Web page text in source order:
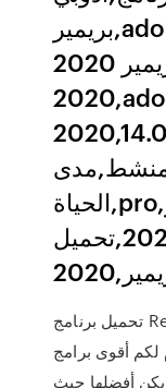
بريمير,adobe premiere,ادوبي
بريمير 2020,adobe premiere
الحياة,pro,تحميل ادوبي بريمير
2020,تحميل adobe premiere cc
تحميل برنامج Recover My Files 5.2.1 Pro+Crack
المحذوفة 2013 اقدم لكم أقوى برامج
أفضلها حيث